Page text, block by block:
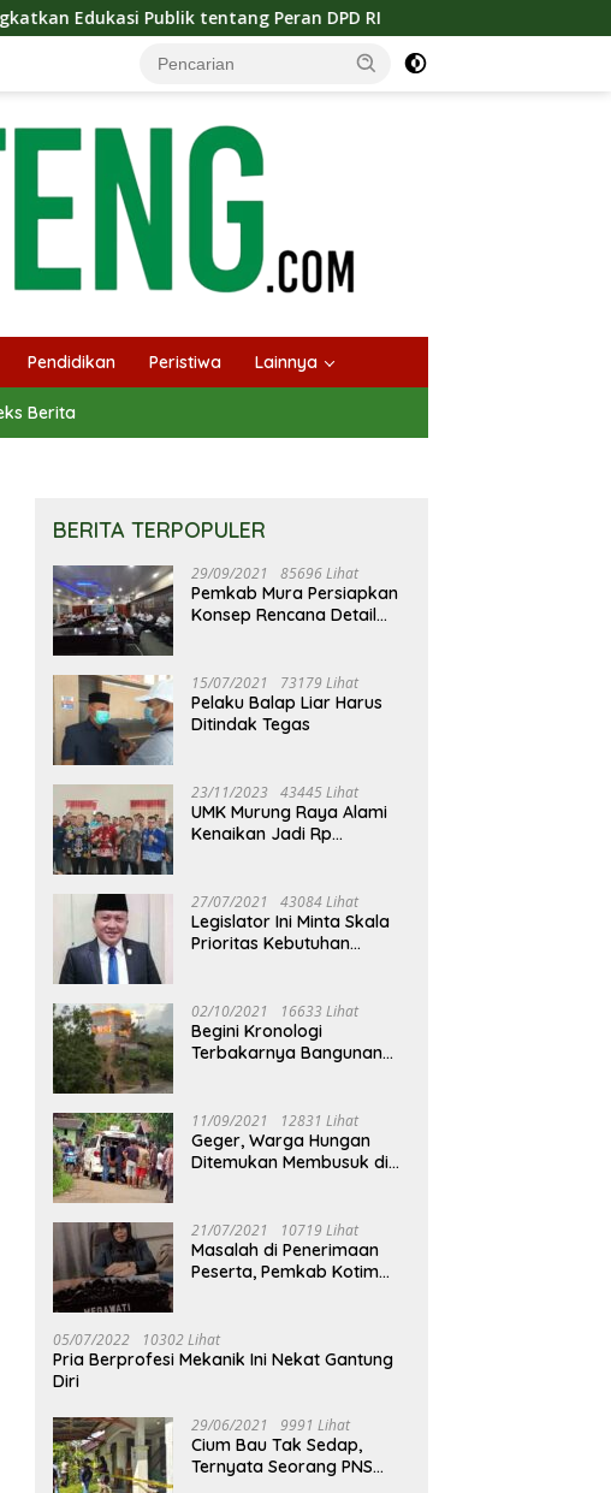
Peran DPD RI Masuknya Musim Kemarau PT Pada Idi
Pendidikan Peristiwa Lainnya
Berita
BERITA TERPOPULER
29/09/2021 85696 Lihat
Pemkab Mura Persiapkan
Konsep Rencana Detail
15/07/2021 73179 Lihat
Pelaku Balap Liar Harus
Ditindak Tegas
23/11/2023 43445 Lihat
UMK Murung Raya Alami
Kenaikan Jadi Rp
27/07/2021 43084 Lihat
Legislator Ini Minta Skala
Prioritas Kebutuhan
02/10/2021 16633 Lihat
Begini Kronologi
Terbakarnya Bangunan
11/09/2021 12831 Lihat
Geger, Warga Hungan
Ditemukan Membusuk di
21/07/2021 10719 Lihat
Masalah di Penerimaan
Peserta, Pemkab Kotim
05/07/2022 10302 Lihat
Pria Berprofesi Mekanik Ini Nekat Gantung
Diri
29/06/2021 9991 Lihat
Cium Bau Tak Sedap,
Ternyata Seorang PNS